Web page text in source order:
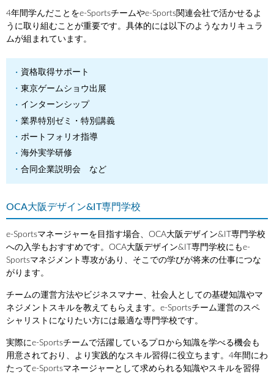
4年間学んだことをe-Sportsチームやe-Sports関連会社で活かせるよ
うに取り組むことが重要です。具体的には以下のようなカリキュラ
ムが組まれています。
資格取得サポート
東京ゲームショウ出展
インターンシップ
業界特別ゼミ・特別講義
ポートフォリオ指導
海外実学研修
合同企業説明会 など
OCA大阪デザイン&IT専門学校
e-Sportsマネージャーを目指す場合、OCA大阪デザイン&IT専門学校
への入学もおすすめです。OCA大阪デザイン&IT専門学校にもe-
Sportsマネジメント専攻があり、そこでの学びが将来の仕事につな
がります。
チームの運営方法やビジネスマナー、社会人としての基礎知識やマ
ネジメントスキルを教えてもらえます。e-Sportsチーム運営のスペ
シャリストになりたい方には最適な専門学校です。
実際にe-Sportsチームで活躍しているプロから知識を学べる機会も
用意されており、より実践的なスキル習得に役立ちます。4年間にわ
たってe-Sportsマネージャーとして求められる知識やスキルを習得